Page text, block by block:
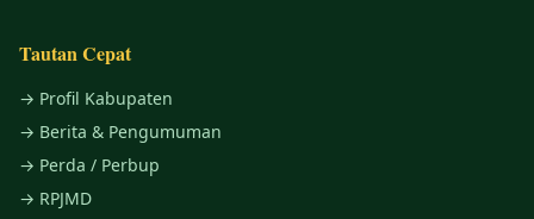
Tautan Cepat
→ Profil Kabupaten
→ Berita & Pengumuman
→ Perda / Perbup
→ RPJMD